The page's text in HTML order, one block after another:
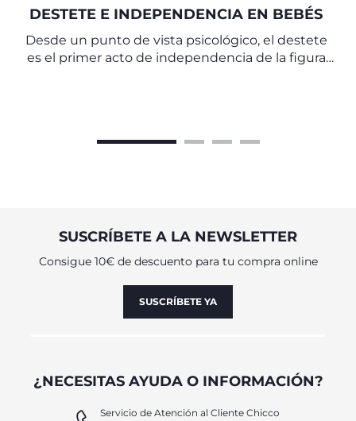
DESTETE E INDEPENDENCIA EN BEBÉS
Desde un punto de vista psicológico, el destete
es el primer acto de independencia de la figura
SUSCRÍBETE A LA NEWSLETTER
Consigue 10€ de descuento para tu compra online
SUSCRÍBETE YA
¿NECESITAS AYUDA O INFORMACIÓN?
Servicio de Atención al Cliente Chicco